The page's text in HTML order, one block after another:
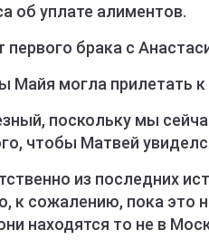
об уплате алиментов.
брака с
Майя могла прилетать к
поскольку мы
чтобы Матвей
из последних
к сожалению, пока это
находятся то не в